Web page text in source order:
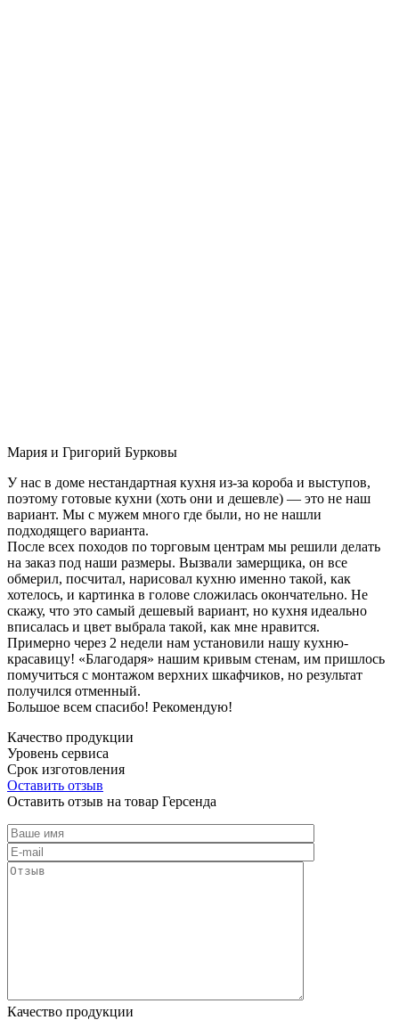
Мария и Григорий Бурковы
У нас в доме нестандартная кухня из-за короба и выступов,
поэтому готовые кухни (хоть они и дешевле) — это не наш
вариант. Мы с мужем много где были, но не нашли
подходящего варианта.
После всех походов по торговым центрам мы решили делать
на заказ под наши размеры. Вызвали замерщика, он все
обмерил, посчитал, нарисовал кухню именно такой, как
хотелось, и картинка в голове сложилась окончательно. Не
скажу, что это самый дешевый вариант, но кухня идеально
вписалась и цвет выбрала такой, как мне нравится.
Примерно через 2 недели нам установили нашу кухню-
красавицу! «Благодаря» нашим кривым стенам, им пришлось
помучиться с монтажом верхних шкафчиков, но результат
получился отменный.
Большое всем спасибо! Рекомендую!
Качество продукции
Уровень сервиса
Срок изготовления
Оставить отзыв
Оставить отзыв на товар Герсенда
Качество продукции